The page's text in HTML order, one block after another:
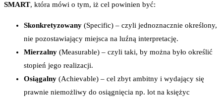
SMART, która mówi o tym, iż cel powinien być:
Skonkretyzowany (Specific) – czyli jednoznacznie określony,
nie pozostawiający miejsca na luźną interpretację.
Mierzalny (Measurable) – czyli taki, by można było określić
stopień jego realizacji.
Osiągalny (Achievable) – cel zbyt ambitny i wydający się
prawnie niemożliwy do osiągnięcia np. lot na księżyc